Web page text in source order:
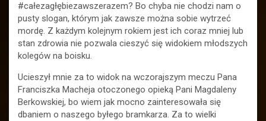
#całezagłębiezawszerazem? Bo chyba nie chodzi nam o
pusty slogan, którym jak zawsze można sobie wytrzeć
mordę. Z każdym kolejnym rokiem jest ich coraz mniej lub
stan zdrowia nie pozwala cieszyć się widokiem młodszych
kolegów na boisku.
Ucieszył mnie za to widok na wczorajszym meczu Pana
Franciszka Macheja otoczonego opieką Pani Magdaleny
Berkowskiej, bo wiem jak mocno zainteresowała się
dbaniem o naszego byłego bramkarza. Za to wielki